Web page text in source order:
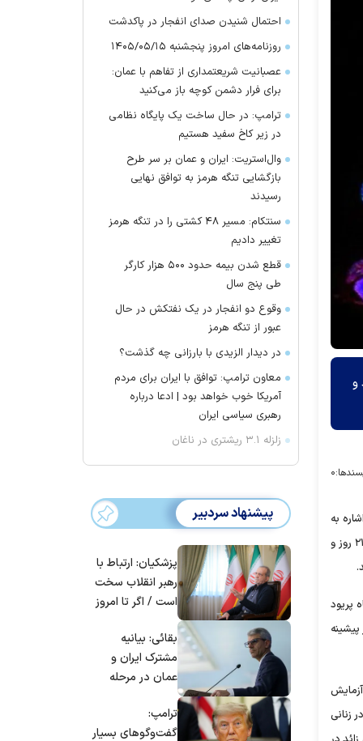
و
۰
به
بی‌نظمی‌های قاعدگی به‌عنوان یک علامت هشدار سلامت باروری بانوان گفت: منظور از قاعدگی‌های نامنظم این است که یا طول سیکل قاعدگی کمتر از ۲۱ روز و
پریود
زنانی
احتمال شنیدن صدای انفجار در پاکدشت
روزنامه‌های امروز پنجشنبه ۱۴۰۵/۰۵/۱۵
عصبانیت شریعتمداری از تفاهم با عمان:
برای فرار دشمن کوچه باز می‌کنید
ترامپ: در حال ساخت یک پایگاه نظامی
در زیر کاخ سفید هستیم
وال‌استریت: ایران و عمان بر سر طرح
بازگشایی تنگه هرمز به توافق نهایی
رسیدند
سنتکام: مسیر ۴۸ کشتی را در تنگه هرمز
تغییر دادیم
قطع شدن بیمه حدود ۵۰۰ هزار کارگر
طی پنج سال
وقوع دو انفجار در یک نفتکش در حال
عبور از تنگه هرمز
در دیدار الزیدی با بارزانی چه گذشت؟
معاون ترامپ: توافق با ایران برای مردم
آمریکا خوب خواهد بود | ادعا درباره
رهبری سیاسی ایران
زلزله ۳.۱ ریشتری در ناغان
پیشنهاد سردبیر
پزشکیان: ارتباط با
رهبر انقلاب سخت
است / اگر تا امروز
مردم ایران است
بقائی: بیانیه
مشترک ایران و
عمان در مرحله
است/ برنامه‌ای
برای سفر به قطر و
ترامپ:
گفت‌و‌گو‌های بسیار